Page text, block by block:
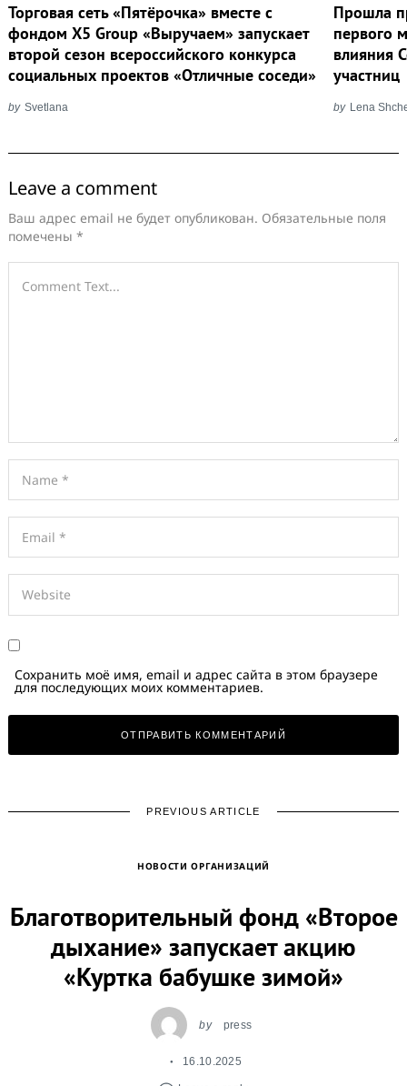
Торговая сеть «Пятёрочка» вместе с
фондом X5 Group «Выручаем» запускает
второй сезон всероссийского конкурса
социальных проектов «Отличные соседи»
by Svetlana
Прошла
первого
влияния
участниц
by Lena
Leave a comment
Ваш адрес email не будет опубликован. Обязательные поля
помечены *
Сохранить моё имя, email и адрес сайта в этом браузере
для последующих моих комментариев.
PREVIOUS ARTICLE
НОВОСТИ ОРГАНИЗАЦИЙ
Благотворительный фонд «Второе
дыхание» запускает акцию
«Куртка бабушке зимой»
by press
16.10.2025